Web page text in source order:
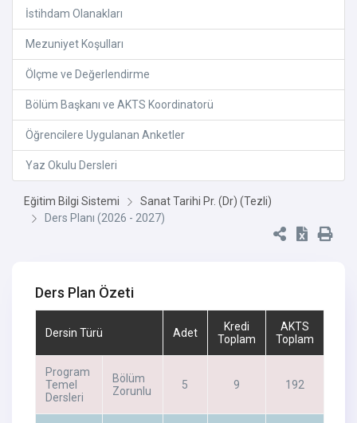
İstihdam Olanakları
Mezuniyet Koşulları
Ölçme ve Değerlendirme
Bölüm Başkanı ve AKTS Koordinatorü
Öğrencilere Uygulanan Anketler
Yaz Okulu Dersleri
Eğitim Bilgi Sistemi
Sanat Tarihi Pr. (Dr) (Tezli)
Ders Planı (2026 - 2027)
Ders Plan Özeti
Dersin Türü Adet
Kredi
Toplam
AKTS
Toplam
Program
Temel
Dersleri
Bölüm
Zorunlu
5 9 192